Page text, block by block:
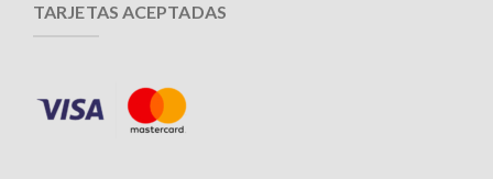
TARJETAS ACEPTADAS